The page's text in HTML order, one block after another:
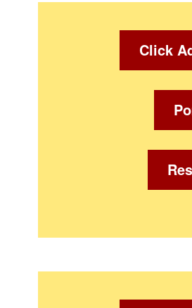
Click